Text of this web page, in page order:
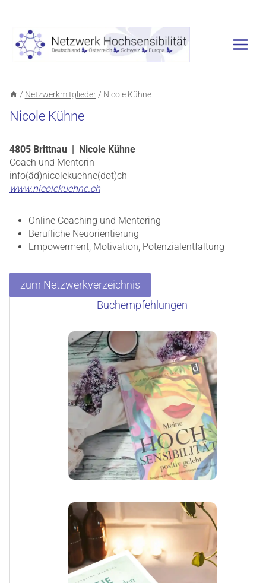
springen
/ Netzwerkmitglieder / Nicole Kühne
Nicole Kühne
4805 Brittnau | Nicole Kühne
Coach und Mentorin
info(äd)nicolekuehne(dot)ch
www.nicolekuehne.ch
Online Coaching und Mentoring
Berufliche Neuorientierung
Empowerment, Motivation, Potenzialentfaltung
zum Netzwerkverzeichnis
Buchempfehlungen